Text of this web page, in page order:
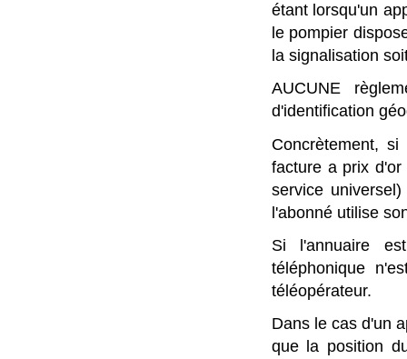
étant lorsqu'un
le pompier
la signalisation
AUCUNE
d'identification
Concrètement,
facture a prix
service
l'abonné utilise
Si l'annuaire
téléphonique
téléopérateur.
Dans le cas d'un
que la position